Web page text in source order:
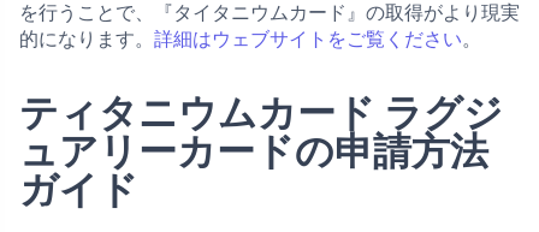
を行うことで、『タイタニウムカード』の取得がより現実
的になります。 詳細はウェブサイトをご覧ください。
ティタニウムカード ラグジ
ュアリーカードの申請方法
ガイド